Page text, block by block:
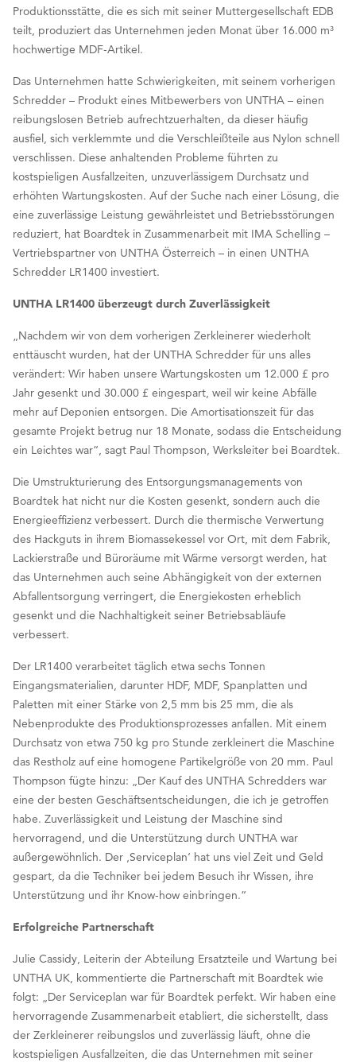
Produktionsstätte, die es sich mit seiner Muttergesellschaft EDB
teilt, produziert das Unternehmen jeden Monat über 16.000 m³
hochwertige MDF-Artikel.
Das Unternehmen hatte Schwierigkeiten, mit seinem vorherigen
Schredder – Produkt eines Mitbewerbers von UNTHA – einen
reibungslosen Betrieb aufrechtzuerhalten, da dieser häufig
ausfiel, sich verklemmte und die Verschleißteile aus Nylon schnell
verschlissen. Diese anhaltenden Probleme führten zu
kostspieligen Ausfallzeiten, unzuverlässigem Durchsatz und
erhöhten Wartungskosten. Auf der Suche nach einer Lösung, die
eine zuverlässige Leistung gewährleistet und Betriebsstörungen
reduziert, hat Boardtek in Zusammenarbeit mit IMA Schelling –
Vertriebspartner von UNTHA Österreich – in einen UNTHA
Schredder LR1400 investiert.
UNTHA LR1400 überzeugt durch Zuverlässigkeit
„Nachdem wir von dem vorherigen Zerkleinerer wiederholt
enttäuscht wurden, hat der UNTHA Schredder für uns alles
verändert: Wir haben unsere Wartungskosten um 12.000 £ pro
Jahr gesenkt und 30.000 £ eingespart, weil wir keine Abfälle
mehr auf Deponien entsorgen. Die Amortisationszeit für das
gesamte Projekt betrug nur 18 Monate, sodass die Entscheidung
ein Leichtes war“, sagt Paul Thompson, Werksleiter bei Boardtek.
Die Umstrukturierung des Entsorgungsmanagements von
Boardtek hat nicht nur die Kosten gesenkt, sondern auch die
Energieeffizienz verbessert. Durch die thermische Verwertung
des Hackguts in ihrem Biomassekessel vor Ort, mit dem Fabrik,
Lackierstraße und Büroräume mit Wärme versorgt werden, hat
das Unternehmen auch seine Abhängigkeit von der externen
Abfallentsorgung verringert, die Energiekosten erheblich
gesenkt und die Nachhaltigkeit seiner Betriebsabläufe
verbessert.
Der LR1400 verarbeitet täglich etwa sechs Tonnen
Eingangsmaterialien, darunter HDF, MDF, Spanplatten und
Paletten mit einer Stärke von 2,5 mm bis 25 mm, die als
Nebenprodukte des Produktionsprozesses anfallen. Mit einem
Durchsatz von etwa 750 kg pro Stunde zerkleinert die Maschine
das Restholz auf eine homogene Partikelgröße von 20 mm. Paul
Thompson fügte hinzu: „Der Kauf des UNTHA Schredders war
eine der besten Geschäftsentscheidungen, die ich je getroffen
habe. Zuverlässigkeit und Leistung der Maschine sind
hervorragend, und die Unterstützung durch UNTHA war
außergewöhnlich. Der ‚Serviceplan‘ hat uns viel Zeit und Geld
gespart, da die Techniker bei jedem Besuch ihr Wissen, ihre
Unterstützung und ihr Know-how einbringen.“
Erfolgreiche Partnerschaft
Julie Cassidy, Leiterin der Abteilung Ersatzteile und Wartung bei
UNTHA UK, kommentierte die Partnerschaft mit Boardtek wie
folgt: „Der Serviceplan war für Boardtek perfekt. Wir haben eine
hervorragende Zusammenarbeit etabliert, die sicherstellt, dass
der Zerkleinerer reibungslos und zuverlässig läuft, ohne die
kostspieligen Ausfallzeiten, die das Unternehmen mit seiner